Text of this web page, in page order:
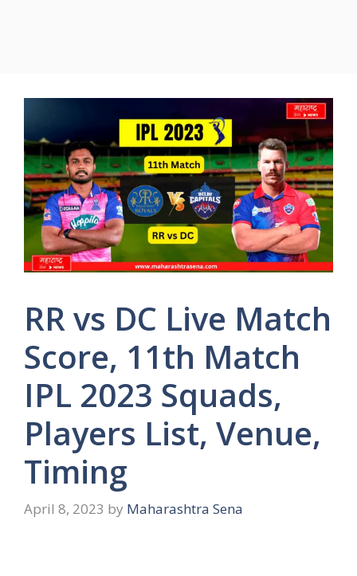
RR vs DC Live Match
Score, 11th Match
IPL 2023 Squads,
Players List, Venue,
Timing
April 8, 2023 by Maharashtra Sena